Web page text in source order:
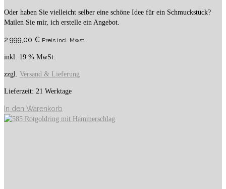
Oder haben Sie vielleicht selber eine schöne Idee für ein Schmuckstück?
Mailen Sie mir, ich erstelle ein Angebot.
2.999,00 € Preis incl. Mwst.
inkl. 19 % MwSt.
zzgl. Versand & Lieferung
Lieferzeit: 21 Werktage
In den Warenkorb